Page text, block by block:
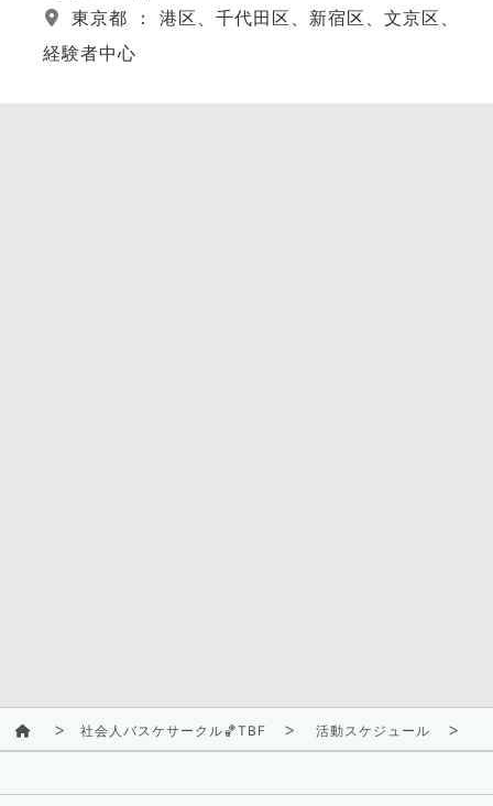
東京都 ： 港区、千代田区、新宿区、文京区、江
経験者中心
社会人バスケサークル🏀TBF 活動スケジュール